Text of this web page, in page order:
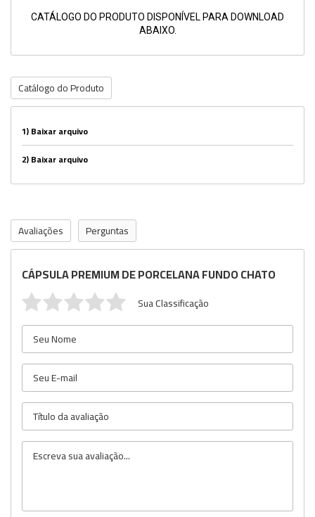
CATÁLOGO DO PRODUTO DISPONÍVEL PARA DOWNLOAD
ABAIXO.
Catálogo do Produto
1)Baixar arquivo
2)Baixar arquivo
Avaliações Perguntas
CÁPSULA PREMIUM DE PORCELANA FUNDO CHATO
Sua Classificação